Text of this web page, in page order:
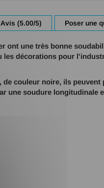
ont une très bonne
les décorations pour
couleur noire, ils peuvent
une soudure longitudinale
Avis (5.00/5) Poser une